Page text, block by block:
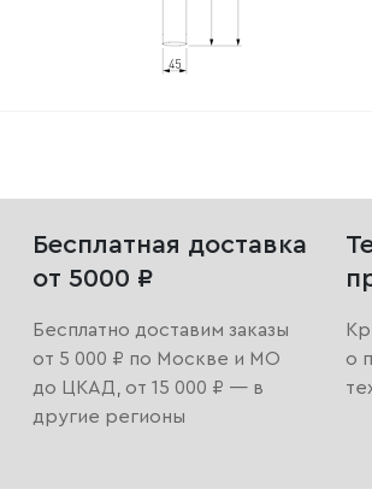
Бесплатная доставка
от 5000 ₽
Бесплатно доставим заказы
от 5 000 ₽ по Москве и МО
до ЦКАД, от 15 000 ₽ — в
другие регионы
о